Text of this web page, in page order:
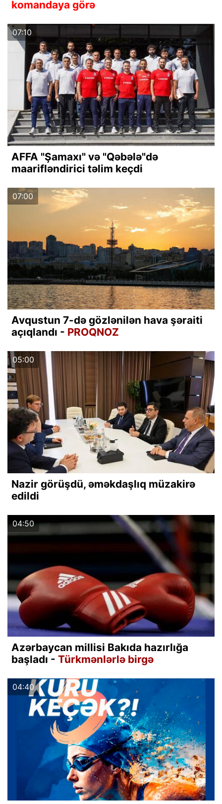
komandaya görə
07:10
AFFA "Şamaxı" və "Qəbələ"də
maarifləndirici təlim keçdi
07:00
Avqustun 7-də gözlənilən hava şəraiti
açıqlandı - PROQNOZ
05:00
Nazir görüşdü, əməkdaşlıq müzakirə
edildi
04:50
Azərbaycan millisi Bakıda hazırlığa
başladı - Türkmənlərlə birgə
04:40